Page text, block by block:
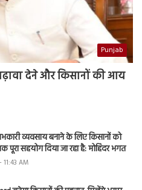
Punjab
देने और किसानों की आय
व्यवसाय बनाने के लिए किसानों को
पूरा सहयोग दिया जा रहा है: मोहिंदर भगत
11:43 AM